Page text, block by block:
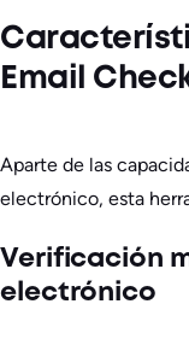
Email
Aparte de las
electrónico, esta
Verificación
electrónico